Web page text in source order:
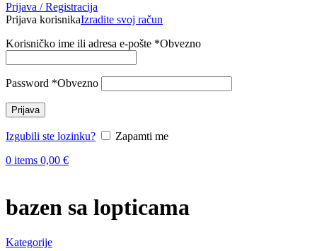
Prijava / Registracija
Prijava korisnikaIzradite svoj račun
Korisničko ime ili adresa e-pošte *Obvezno
Password *Obvezno
Prijava
Izgubili ste lozinku?
Zapamti me
0 items 0,00 €
bazen sa lopticama
Kategorije